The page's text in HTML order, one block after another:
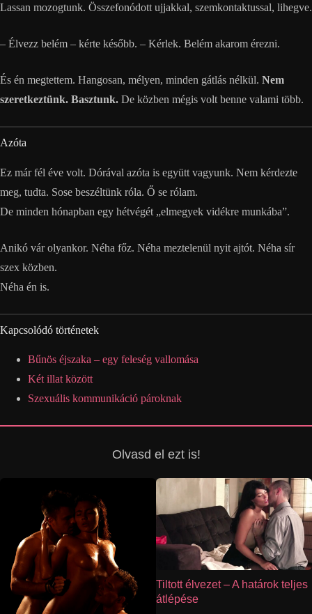
Lassan mozogtunk. Összefonódott ujjakkal, szemkontaktussal, lihegve.
– Élvezz belém – kérte később. – Kérlek. Belém akarom érezni.
És én megtettem. Hangosan, mélyen, minden gátlás nélkül. Nem
szeretkeztünk. Basztunk. De közben mégis volt benne valami több.
Azóta
Ez már fél éve volt. Dórával azóta is együtt vagyunk. Nem kérdezte
meg, tudta. Sose beszéltünk róla. Ő se rólam.
De minden hónapban egy hétvégét „elmegyek vidékre munkába”.
Anikó vár olyankor. Néha főz. Néha meztelenül nyit ajtót. Néha sír
szex közben.
Néha én is.
Kapcsolódó történetek
Bűnös éjszaka – egy feleség vallomása
Két illat között
Szexuális kommunikáció pároknak
Olvasd el ezt is!
Tiltott élvezet – A határok teljes
átlépése